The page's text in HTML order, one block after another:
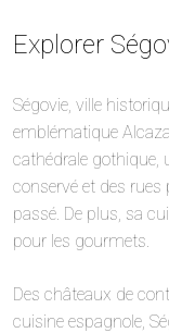
Explorer
Ségovie, ville
emblématique
cathédrale
conservé et des
passé. De plus, sa
pour les gourmets.
Des châteaux de
cuisine espagnole,